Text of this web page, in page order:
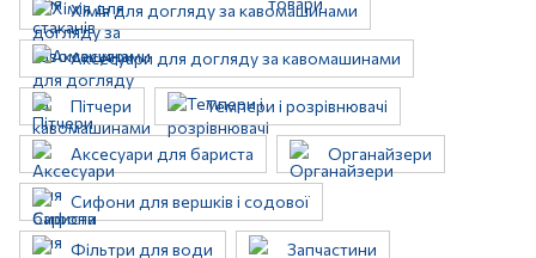
Хімія для догляду за кавомашинами
Аксесуари для догляду за кавомашинами
Пітчери Темпери і розрівнювачі
Аксесуари для бариста Органайзери
Сифони для вершків і содової
Фільтри для води Запчастини